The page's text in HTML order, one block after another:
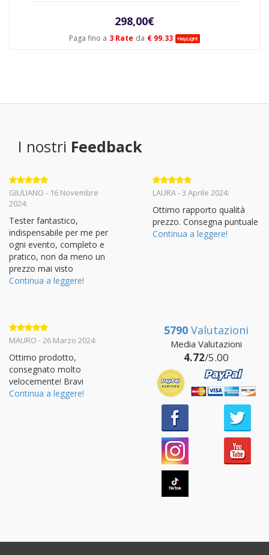
Paga fino a 3 Rate da € 99.33
298,00€
I nostri Feedback
Valutato 5
su 5
GIULIANO - 16 Novembre
2024:
Tester fantastico,
indispensabile per me per
ogni evento, completo e
pratico, non da meno un
prezzo mai visto
Continua a leggere!
Valutato 5
LAURA - 3 Aprile 2024:
Ottimo rapporto qualità
prezzo. Consegna puntuale
Continua a leggere!
Valutato5
MAURO - 26 Marzo 2024:
Ottimo prodotto,
consegnato molto
velocemente! Bravi
Continua a leggere!
5790 Valutazioni
Media Valutazioni
4.72/5.00